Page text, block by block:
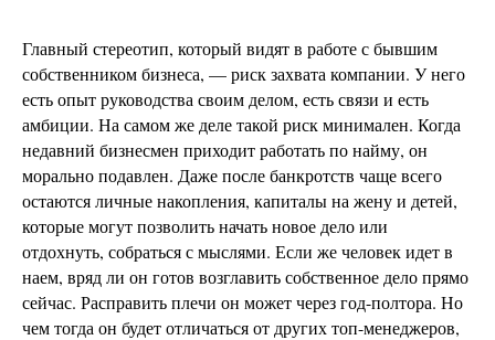
Главный стереотип, который видят в работе с бывшим
собственником бизнеса, — риск захвата компании. У него
есть опыт руководства своим делом, есть связи и есть
амбиции. На самом же деле такой риск минимален. Когда
недавний бизнесмен приходит работать по найму, он
морально подавлен. Даже после банкротств чаще всего
остаются личные накопления, капиталы на жену и детей,
которые могут позволить начать новое дело или
отдохнуть, собраться с мыслями. Если же человек идет в
наем, вряд ли он готов возглавить собственное дело прямо
сейчас. Расправить плечи он может через год-полтора. Но
чем тогда он будет отличаться от других топ-менеджеров,